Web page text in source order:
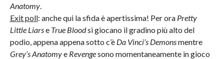
Anatomy.
Exit poll: anche qui la sfida è apertissima! Per ora Pretty
Little Liarse True Bloodsi giocano il gradino più alto del
podio, appena appena sotto c’è Da Vinci’s Demonsmentre
Grey’s Anatomye Revengesono momentaneamente in gioco